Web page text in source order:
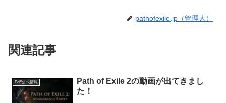
pathofexile.jp（管理人）
関連記事
PoE公式情報
Path of Exile 2の動画が出てきまし
た！